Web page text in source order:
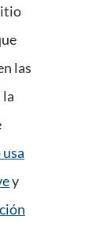
las
la
y